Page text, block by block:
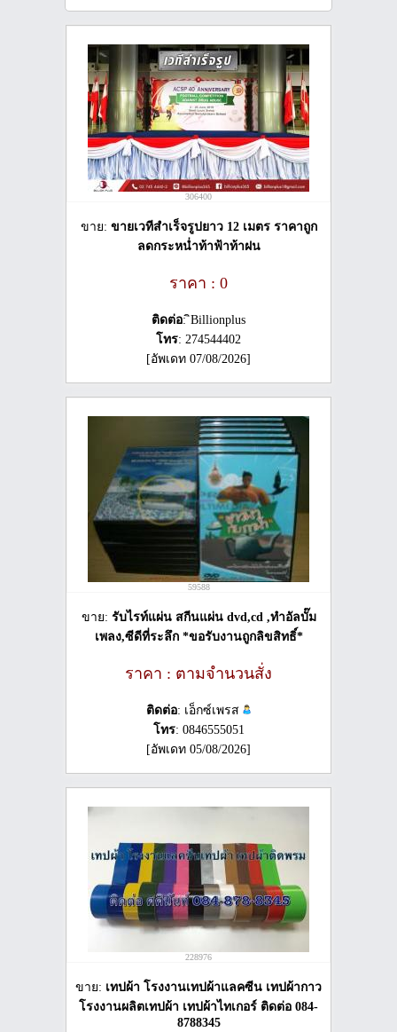
306400
ขาย: ขายเวทีสำเร็จรูปยาว 12 เมตร ราคาถูก
ลดกระหน่ำท้าฟ้าท้าฝน
ราคา : 0
ติดต่อ: ิBillionplus
โทร: 274544402
[อัพเดท 07/08/2026]
59588
ขาย: รับไรท์แผ่น สกีนแผ่น dvd,cd ,ทำอัลบั๊ม
เพลง,ซีดีที่ระลึก *ขอรับงานถูกลิขสิทธิ์*
ราคา : ตามจำนวนสั่ง
ติดต่อ: เอ็กซ์เพรส
โทร: 0846555051
[อัพเดท 05/08/2026]
228976
ขาย: เทปผ้า โรงงานเทปผ้าแลคซีน เทปผ้ากาว
โรงงานผลิตเทปผ้า เทปผ้าไทเกอร์ ติดต่อ 084-
8788345